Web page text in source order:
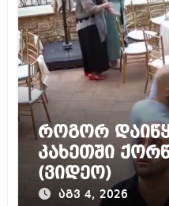
როგორ
კახეთში
(ვიდეო)
აგვ 4, 2026